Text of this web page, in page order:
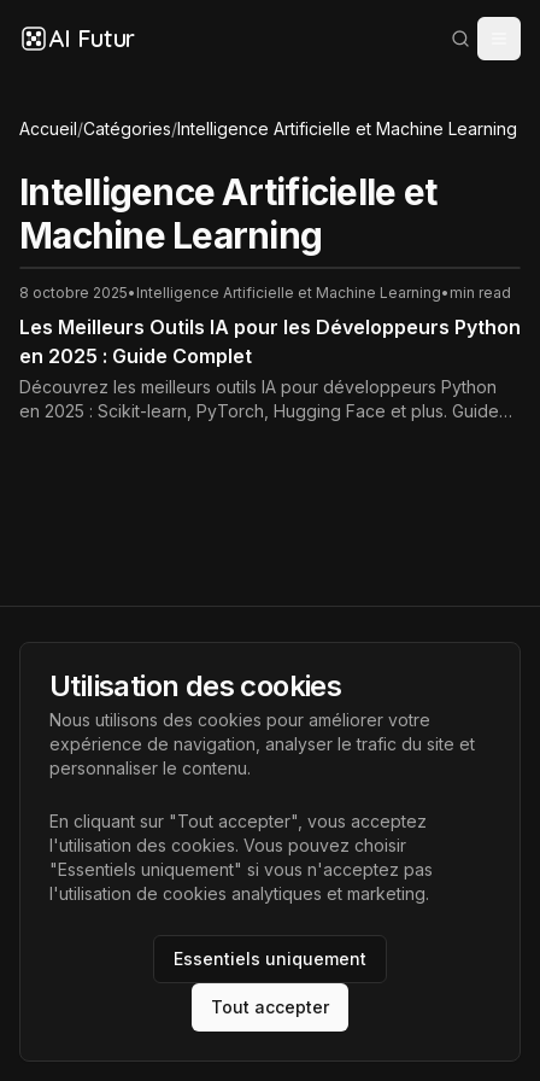
AI Futur
Accueil/Catégories/Intelligence Artificielle et Machine Learning
Intelligence Artificielle et
Machine Learning
8 octobre 2025• Intelligence Artificielle et Machine Learning• min read
Les Meilleurs Outils IA pour les Développeurs Python
en 2025 : Guide Complet
Découvrez les meilleurs outils IA pour développeurs Python
en 2025 : Scikit-learn, PyTorch, Hugging Face et plus. Guide
AI Futur
Portail de l'avenir de l'intelligence artificielle, vous aidant à
découvrir les dernières technologies IA.
Liens
Accueil
Articles
AI Futur. Tous droits réservés.
Utilisation des cookies
Nous utilisons des cookies pour améliorer votre
expérience de navigation, analyser le trafic du site et
personnaliser le contenu.
En cliquant sur "Tout accepter", vous acceptez
l'utilisation des cookies. Vous pouvez choisir
"Essentiels uniquement" si vous n'acceptez pas
l'utilisation de cookies analytiques et marketing.
Essentiels uniquement
Tout accepter